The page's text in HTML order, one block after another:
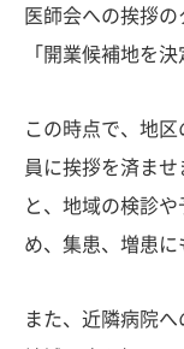
医師会への挨拶
「開業候補地を
この時点で、地
員に挨拶を済ま
と、地域の検診
め、集患、増患に
また、近隣病院へ